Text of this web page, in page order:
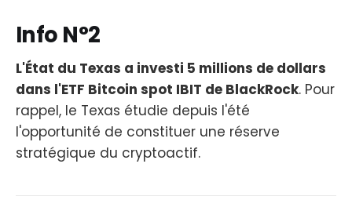
Info N°2
L'État du Texas a investi 5 millions de dollars
dans l'ETF Bitcoin spot IBIT de BlackRock. Pour
rappel, le Texas étudie depuis l'été
l'opportunité de constituer une réserve
stratégique du cryptoactif.